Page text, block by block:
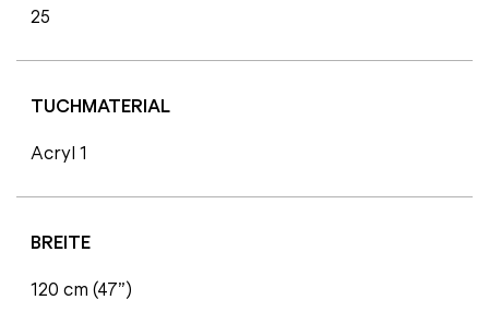
25
TUCHMATERIAL
Acryl 1
BREITE
120 cm (47”)